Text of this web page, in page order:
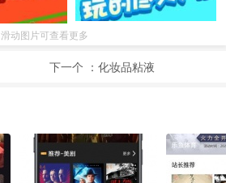
滑动图片可查看更多
下一个 ： 化妆品粘液